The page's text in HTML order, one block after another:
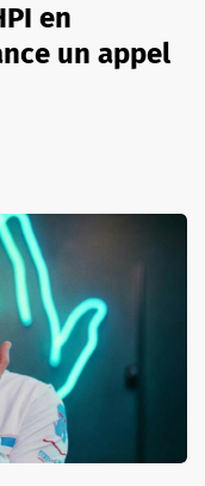
en
un appel